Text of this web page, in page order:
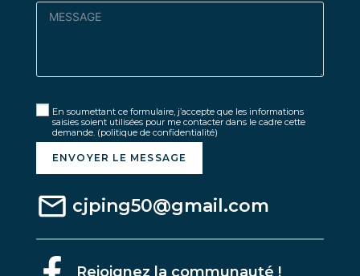
En soumettant ce formulaire, j’accepte que les informations
saisies soient utilisées pour me contacter dans le cadre cette
demande. (politique de confidentialité)
ENVOYER LE MESSAGE
cjping50@gmail.com
Rejoignez la communauté !